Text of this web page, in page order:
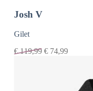
Josh V
Gilet
€119,99 € 74,99